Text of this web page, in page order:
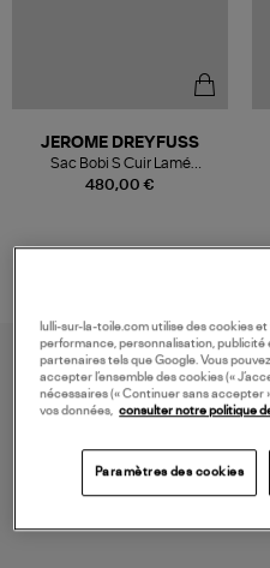
480,00 €
JEROME DREYFUSS
Sac Bobi S Cuir Lamé
Champagne
lulli-sur-la-toile.com utilise des cookies
performance, personnalisation, publicité
partenaires tels que Google. Vous
accepter l’ensemble des cookies («
nécessaires (« Continuer sans accepter
vos données, consulter notre politique
Paramètres des cookies